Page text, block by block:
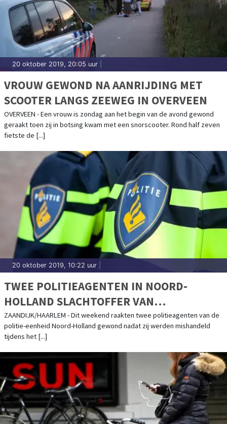
20 oktober 2019, 20:05 uur
VROUW GEWOND NA AANRIJDING MET
SCOOTER LANGS ZEEWEG IN OVERVEEN
OVERVEEN - Een vrouw is zondag aan het begin van de avond gewond
geraakt toen zij in botsing kwam met een snorscooter. Rond half zeven
fietste de [...]
20 oktober 2019, 10:22 uur
TWEE POLITIEAGENTEN IN NOORD-
HOLLAND SLACHTOFFER VAN
MISHANDELING
ZAANDIJK/HAARLEM - Dit weekend raakten twee politieagenten van de
politie-eenheid Noord-Holland gewond nadat zij werden mishandeld
tijdens het [...]